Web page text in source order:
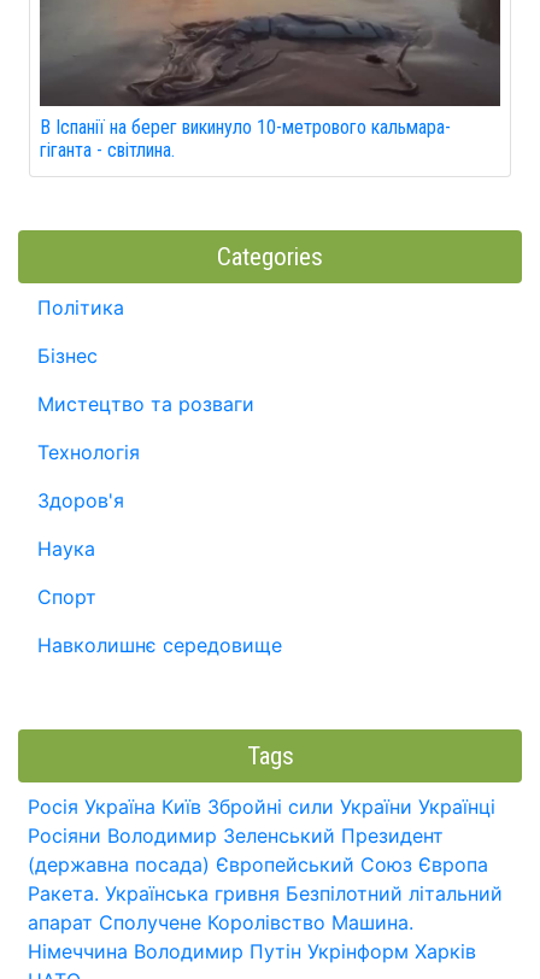
В Іспанії на берег викинуло 10-метрового кальмара-
гіганта - світлина.
Categories
Політика
Бізнес
Мистецтво та розваги
Технологія
Здоров'я
Наука
Спорт
Навколишнє середовище
Tags
Росія Україна Київ Збройні сили України Українці
Росіяни Володимир Зеленський Президент
(державна посада) Європейський Союз Європа
Ракета. Українська гривня Безпілотний літальний
апарат Сполучене Королівство Машина.
Німеччина Володимир Путін Укрінформ Харків